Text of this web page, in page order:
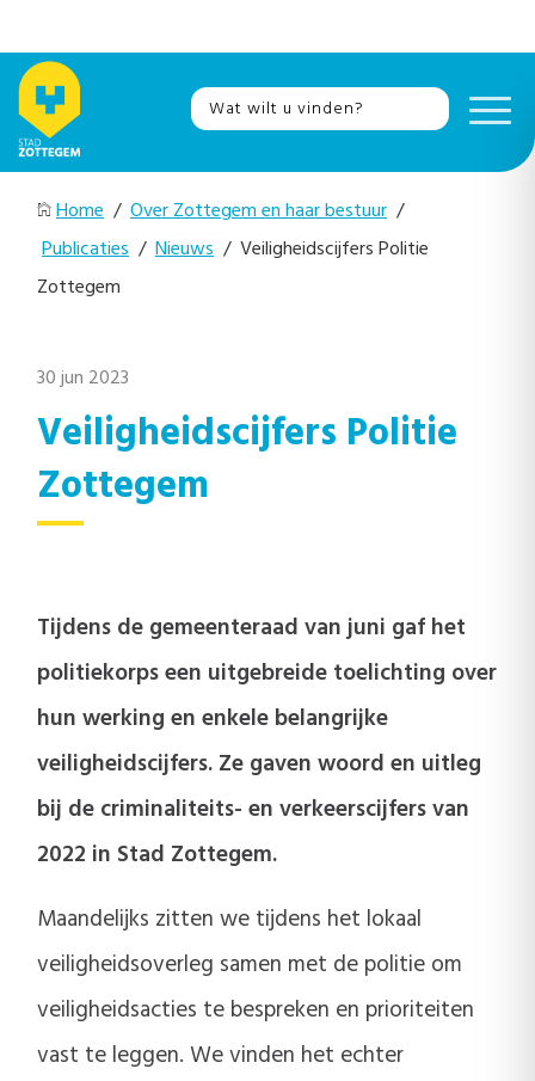
Home / Over Zottegem en haar bestuur /
Publicaties / Nieuws / Veiligheidscijfers Politie
Zottegem
30 jun 2023
Veiligheidscijfers Politie
Zottegem
Tijdens de gemeenteraad van juni gaf het
politiekorps een uitgebreide toelichting over
hun werking en enkele belangrijke
veiligheidscijfers. Ze gaven woord en uitleg
bij de criminaliteits- en verkeerscijfers van
2022 in Stad Zottegem.
Maandelijks zitten we tijdens het lokaal
veiligheidsoverleg samen met de politie om
veiligheidsacties te bespreken en prioriteiten
vast te leggen. We vinden het echter